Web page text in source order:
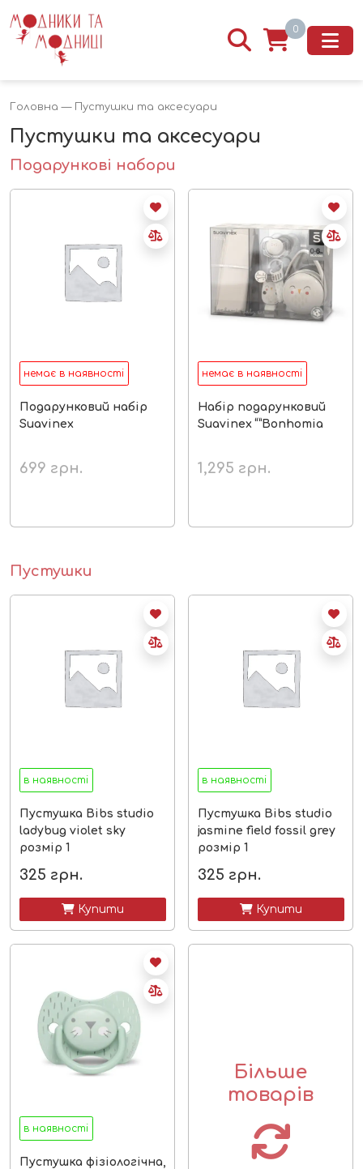
0
Головна — Пустушки та аксесуари
Пустушки та аксесуари
Подарункові набори
немає в наявності
Подарунковий набір
Suavinex
699 грн.
немає в наявності
Набір подарунковий
Suavinex “”Bonhomia
1,295 грн.
Пустушки
в наявності
Пустушка Bibs studio
ladybug violet sky
розмір 1
325 грн.
 Купити
в наявності
Пустушка Bibs studio
jasmine field fossil grey
розмір 1
325 грн.
 Купити
в наявності
Пустушка фізіологічна,
Більше
товарів